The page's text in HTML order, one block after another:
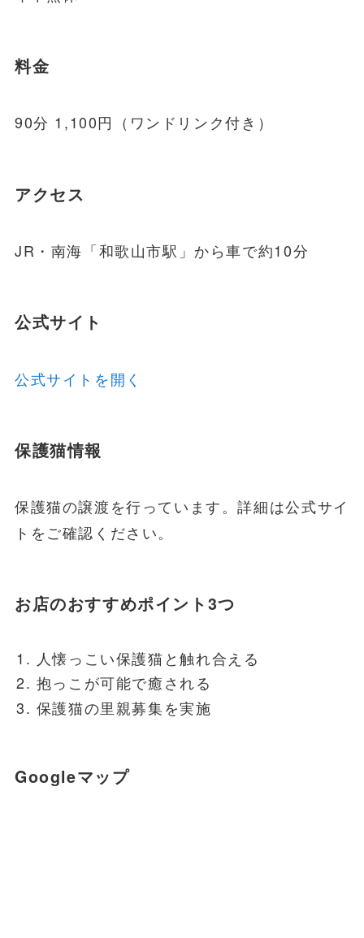
料金
90分 1,100円（ワンドリンク付き）
アクセス
JR・南海「和歌山市駅」から車で約10分
公式サイト
公式サイトを開く
保護猫情報
保護猫の譲渡を行っています。詳細は公式サイ
トをご確認ください。
お店のおすすめポイント3つ
人懐っこい保護猫と触れ合える
抱っこが可能で癒される
保護猫の里親募集を実施
Googleマップ